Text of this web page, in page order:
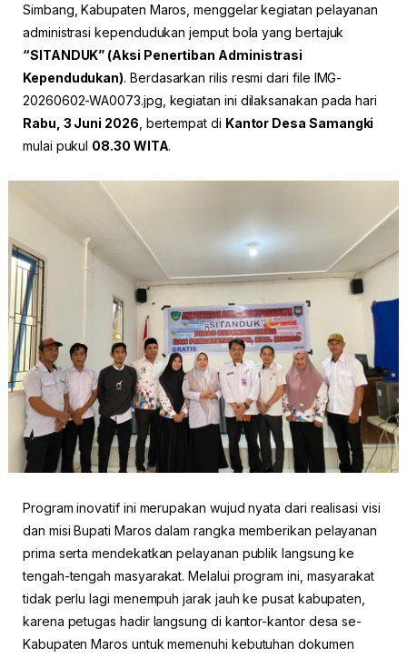
Simbang, Kabupaten Maros, menggelar kegiatan pelayanan
administrasi kependudukan jemput bola yang bertajuk
“SITANDUK” (Aksi Penertiban Administrasi
Kependudukan). Berdasarkan rilis resmi dari file IMG-
20260602-WA0073.jpg, kegiatan ini dilaksanakan pada hari
Rabu, 3 Juni 2026 , bertempat di Kantor Desa Samangki
mulai pukul 08.30 WITA.
Program inovatif ini merupakan wujud nyata dari realisasi visi
dan misi Bupati Maros dalam rangka memberikan pelayanan
prima serta mendekatkan pelayanan publik langsung ke
tengah-tengah masyarakat. Melalui program ini, masyarakat
tidak perlu lagi menempuh jarak jauh ke pusat kabupaten,
karena petugas hadir langsung di kantor-kantor desa se-
Kabupaten Maros untuk memenuhi kebutuhan dokumen